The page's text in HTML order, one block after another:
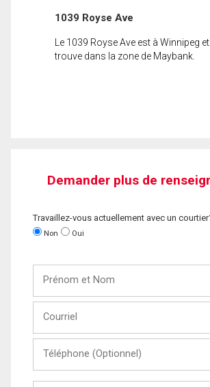
1039 Royse Ave
Le 1039 Royse Ave est à Winnipeg
trouve dans la zone de Maybank.
Demander plus de
Travaillez-vous actuellement avec un
Non Oui
Nom
(Optionnel)
Message